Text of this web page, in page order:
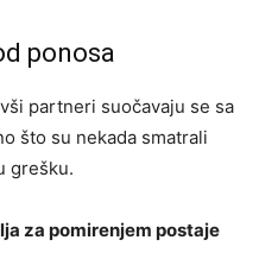
ponosa
partneri suočavaju se sa
što su nekada smatrali
grešku.
za pomirenjem postaje